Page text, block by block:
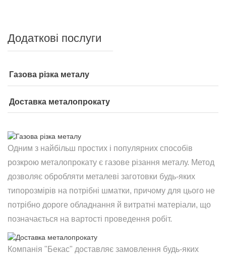
Додаткові послуги
Газова різка металу
Доставка металопрокату
Одним з найбільш простих і популярних способів
розкрою металопрокату є газове різання металу. Метод
дозволяє обробляти металеві заготовки будь-яких
типорозмірів на потрібні шматки, причому для цього не
потрібно дороге обладнання й витратні матеріали, що
позначається на вартості проведення робіт.
Компанія "Бекас" доставляє замовлення будь-яких